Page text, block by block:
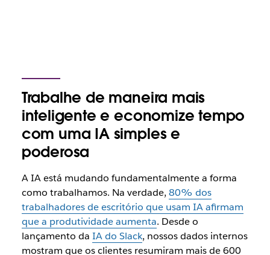
Trabalhe de maneira mais
inteligente e economize tempo
com uma IA simples e
poderosa
A IA está mudando fundamentalmente a forma
como trabalhamos. Na verdade, 80% dos
trabalhadores de escritório que usam IA afirmam
que a produtividade aumenta. Desde o
lançamento da IA do Slack, nossos dados internos
mostram que os clientes resumiram mais de 600